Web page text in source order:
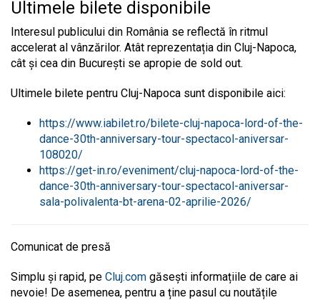
Ultimele bilete disponibile
Interesul publicului din România se reflectă în ritmul
accelerat al vânzărilor. Atât reprezentația din Cluj-Napoca,
cât și cea din București se apropie de sold out.
Ultimele bilete pentru Cluj-Napoca sunt disponibile aici:
https://www.iabilet.ro/bilete-cluj-napoca-lord-of-the-
dance-30th-anniversary-tour-spectacol-aniversar-
108020/
https://get-in.ro/eveniment/cluj-napoca-lord-of-the-
dance-30th-anniversary-tour-spectacol-aniversar-
sala-polivalenta-bt-arena-02-aprilie-2026/
Comunicat de presă
Simplu și rapid, pe Cluj.com găsești informațiile de care ai
nevoie! De asemenea, pentru a ține pasul cu noutățile